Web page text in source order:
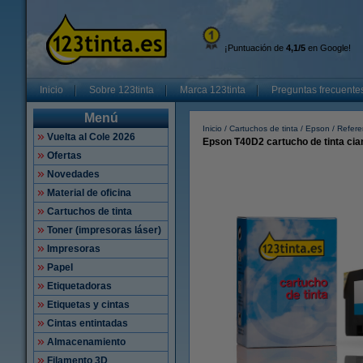
¡Puntuación de 4,1/5 en Google!
Inicio Sobre 123tinta Marca 123tinta Preguntas
Menú
Vuelta al Cole 2026
Ofertas
Novedades
Material de oficina
Cartuchos de tinta
Toner (impresoras láser)
Impresoras
Papel
Etiquetadoras
Etiquetas y cintas
Cintas entintadas
Almacenamiento
Filamento 3D
Inicio Cartuchos de tinta Epson
Epson T40D2 cartucho de tinta